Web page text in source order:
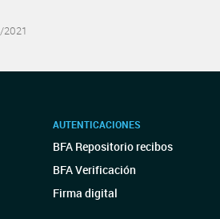
2021
AUTENTICACIONES
BFA Repositorio recibos
BFA Verificación
Firma digital